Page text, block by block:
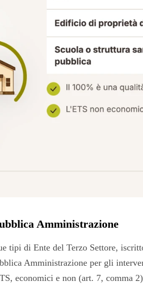
Amministrazione
tipi di Ente del Terzo Settore,
Amministrazione per gli
economici e non (art. 7, comma